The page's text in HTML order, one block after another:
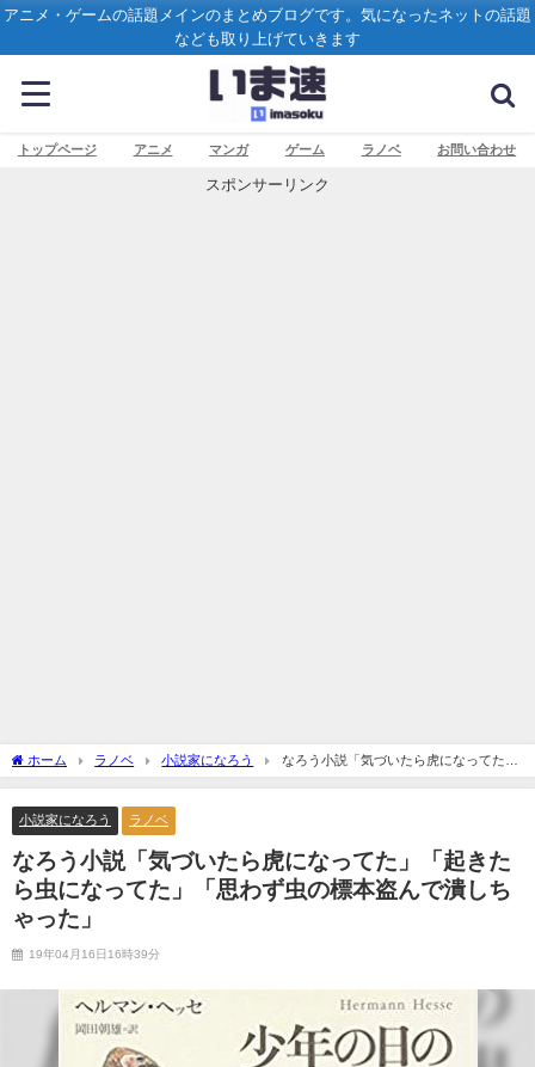
アニメ・ゲームの話題メインのまとめブログです。気になったネットの話題
なども取り上げていきます
トップページ アニメ マンガ ゲーム ラノベ お問い合わせ
スポンサーリンク
ホーム ラノベ 小説家になろう
なろう小説「気づいたら虎になってた」
「起きたら虫になってた」「思わず虫の標本盗んで潰しちゃった」
小説家になろう ラノベ
なろう小説「気づいたら虎になってた」「起きた
ら虫になってた」「思わず虫の標本盗んで潰しち
ゃった」
19年04月16日16時39分